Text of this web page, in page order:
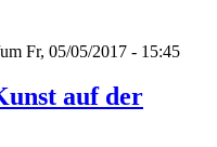
Fr, 05/05/2017 - 15:45
auf der